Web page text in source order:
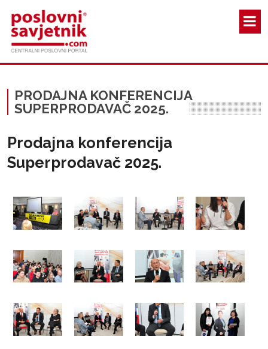
PRODAJNA KONFERENCIJA
SUPERPRODAVAČ 2025.
Prodajna konferencija
Superprodavač 2025.